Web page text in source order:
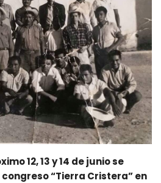
12, 13 y 14 de junio se
“Tierra Cristera” en